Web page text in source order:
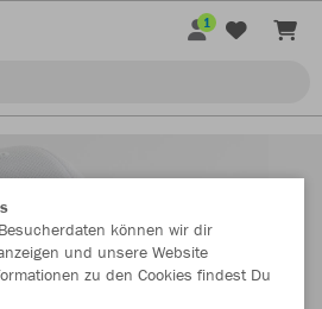
1
können wir dir
und unsere Website
zu den Cookies findest Du